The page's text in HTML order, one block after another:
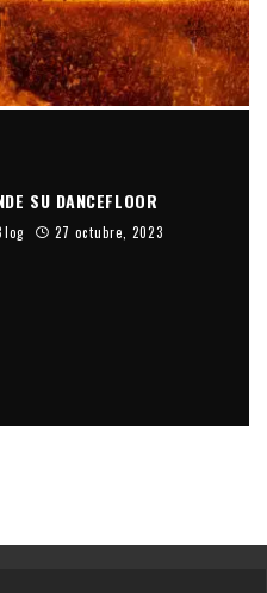
SU DANCEFLOOR
27 octubre, 2023